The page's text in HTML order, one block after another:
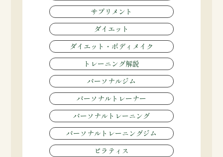
サプリメント
ダイエット
ダイエット・ボディメイク
トレーニング解説
パーソナルジム
パーソナルトレーナー
パーソナルトレーニング
パーソナルトレーニングジム
ピラティス